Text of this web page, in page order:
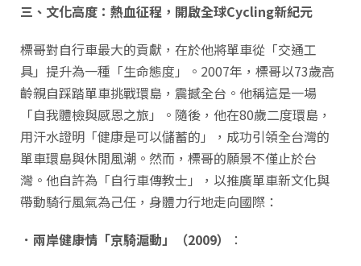
三、文化高度：熱血征程，開啟全球Cycling新紀元
標哥對自行車最大的貢獻，在於他將單車從「交通工
具」提升為一種「生命態度」。2007年，標哥以73歲高
齡親自踩踏單車挑戰環島，震撼全台。他稱這是一場
「自我體檢與感恩之旅」。隨後，他在80歲二度環島，
用汗水證明「健康是可以儲蓄的」，成功引領全台灣的
單車環島與休閒風潮。然而，標哥的願景不僅止於台
灣。他自許為「自行車傳教士」，以推廣單車新文化與
帶動騎行風氣為己任，身體力行地走向國際：
．兩岸健康情「京騎滬動」（2009）
：